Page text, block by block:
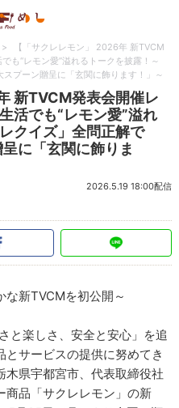
>
【「サクレレモン」 2026年 新TVCM
も“レモン愛”溢れるトークを披露！～
プーン贈呈に「玄関に飾ります！」～
新TVCM発表会開催レ
活でも“レモン愛”溢れ
クイズ」全問正解で
に「玄関に飾りま
2026.5.19 18:00配信
な新TVCMを初公開～
と楽しさ、安全と安心」を追
サービスの提供に努めてき
木県宇都宮市、代表取締役社
商品「サクレレモン」の新